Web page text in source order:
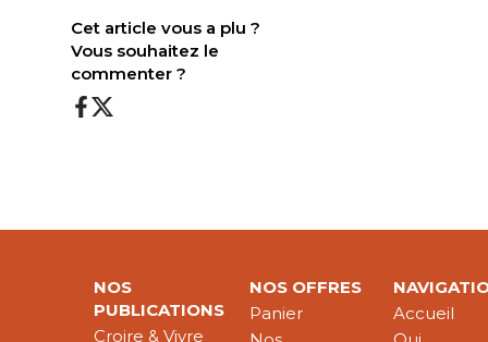
Cet article vous a plu ?
Vous souhaitez le
commenter ?
NOS
PUBLICATIONS
Croire & Vivre
NOS OFFRES
Panier
Accueil